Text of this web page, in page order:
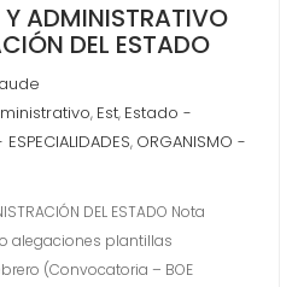
Y ADMINISTRATIVO
DEL ESTADO
, Est, Estado -
, ORGANISMO -
DEL ESTADO Nota
alegaciones plantillas
(Convocatoria – BOE